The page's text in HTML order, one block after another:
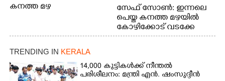
കനത്ത മഴ
സേഫ് സോൺ: ഇന്നലെ
പെയ്ത കനത്ത മഴയിൽ
കോഴിക്കോട് വടക്കേ
വയലിൽ വെള്ളം
വെള്ളത്തിലൂടെ
നടന്നുവരുന്നവരെ
TRENDING IN KERALA
14,000 കുട്ടികൾക്ക് നീന്തൽ
പരിശീലനം: മന്ത്രി എൻ. ഷംസുദ്ദീൻ